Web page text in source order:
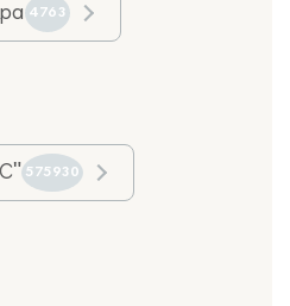
4763
575930